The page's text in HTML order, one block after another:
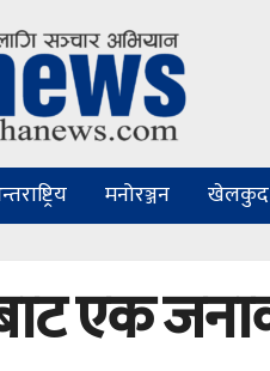
मनोरञ्जन खेलकुद
एक